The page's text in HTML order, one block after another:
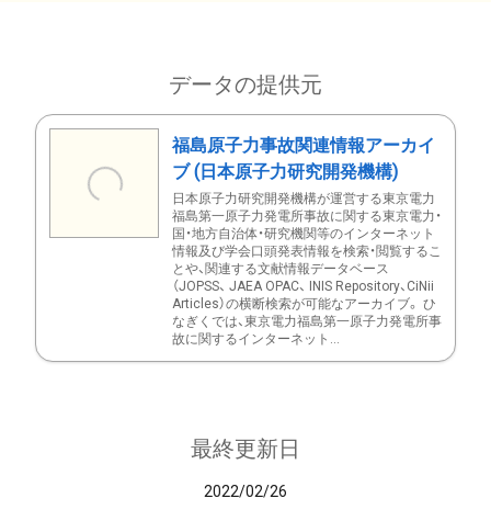
データの提供元
福島原子力事故関連情報アーカイ
ブ (日本原子力研究開発機構)
日本原子力研究開発機構が運営する東京電力
福島第一原子力発電所事故に関する東京電力・
国・地方自治体・研究機関等のインターネット
情報及び学会口頭発表情報を検索・閲覧するこ
とや、関連する文献情報データベース
（JOPSS、 JAEA OPAC、 INIS Repository、CiNii
Articles）の横断検索が可能なアーカイブ。 ひ
なぎくでは、東京電力福島第一原子力発電所事
故に関するインターネット...
最終更新日
2022/02/26